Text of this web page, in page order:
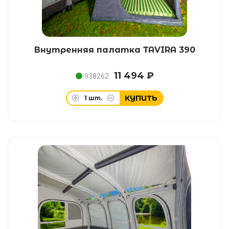
Внутренняя палатка TAVIRA 390
938262 11 494 ₽
1 шт. КУПИТЬ